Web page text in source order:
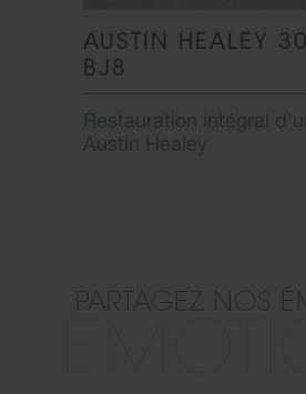
AUSTIN HEALEY
BJ8
Restauration intégral
Austin Healey
PARTAGEZ NOS